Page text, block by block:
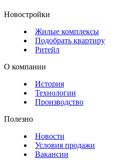
Новостройки
Жилые комплексы
Подобрать квартиру
Ритейл
О компании
История
Технологии
Производство
Полезно
Новости
Условия продажи
Вакансии